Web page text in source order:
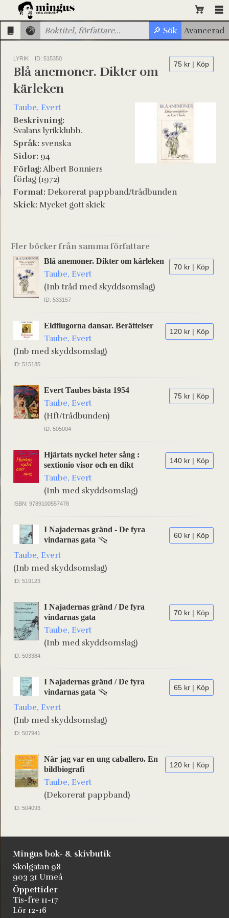
LYRIK ID: 515350
75 kr | Köp
Blå anemoner. Dikter om
kärleken
Taube, Evert
Beskrivning:
Svalans lyrikklubb.
Språk: svenska
Sidor: 94
Förlag: Albert Bonniers
förlag (1972)
Format: Dekorerat pappband/trådbunden
Skick: Mycket gott skick
Fler böcker från samma författare
70 kr | Köp
Blå anemoner. Dikter om kärleken
Taube, Evert
(Inb tråd med skyddsomslag)
ID: 533157
120 kr | Köp
Eldflugorna dansar. Berättelser
Taube, Evert
(Inb med skyddsomslag)
ID: 515185
75 kr | Köp
Evert Taubes bästa 1954
Taube, Evert
(Hft/trådbunden)
ID: 505004
140 kr | Köp
Hjärtats nyckel heter sång :
sextionio visor och en dikt
Taube, Evert
(Inb med skyddsomslag)
ISBN: 9789100557478
60 kr | Köp
I Najadernas gränd - De fyra
vindarnas gata
Taube, Evert
(Inb med skyddsomslag)
ID: 519123
70 kr | Köp
I Najadernas gränd / De fyra
vindarnas gata
Taube, Evert
(Inb med skyddsomslag)
ID: 503384
65 kr | Köp
I Najadernas gränd / De fyra
vindarnas gata
Taube, Evert
(Inb med skyddsomslag)
ID: 507941
120 kr | Köp
När jag var en ung caballero. En
bildbiografi
Taube, Evert
(Dekorerat pappband)
ID: 504093
Mingus bok- & skivbutik
Skolgatan 98
903 31 Umeå
Öppettider
Tis-fre 11-17
Lör 12-16